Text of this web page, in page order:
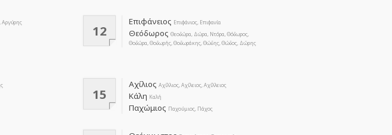
Αργύρης
12
Επιφάνειος Επιφάνιος, Επιφανία
Θεόδωρος Θεοδώρα, Δώρα, Ντόρα, Θόδωρος,
Θοδώρα, Θοδωρής, Θοδωράκης, Θώδης, Θώδος, Δώρης
15
Αχίλιος Αχίλλιος, Αχίλειος, Αχίλλειος
Κάλη Καλή
Παχώμιος Παχούμιος, Πάχος